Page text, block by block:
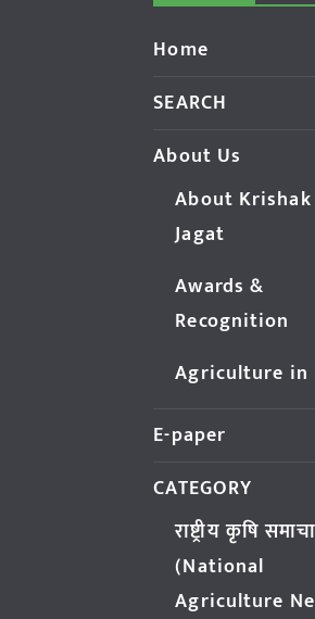
Home
SEARCH
About Us
About Krishak
Jagat
Awards &
Recognition
Agriculture in
E-paper
CATEGORY
राष्ट्रीय कृषि
(National
Agriculture